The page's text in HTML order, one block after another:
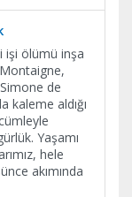
işi ölümü inşa
de
kaleme aldığı
Yaşamı
hele
akımında